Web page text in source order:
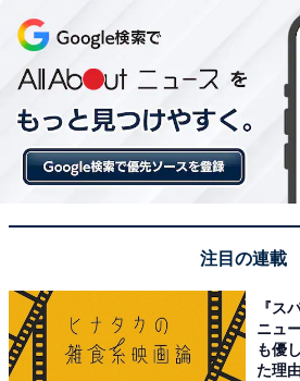
注目の連載
『ス
ニュ
も優
た理